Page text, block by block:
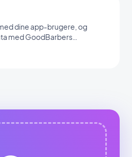
dine app-brugere, og
med GoodBarbers